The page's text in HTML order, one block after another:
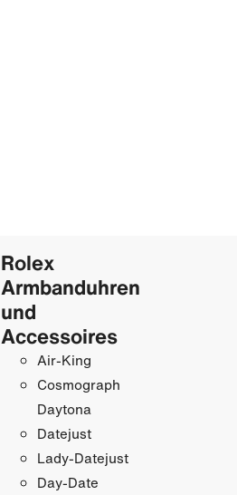
Rolex
Armbanduhren
und
Accessoires
Air-King
Cosmograph
Daytona
Datejust
Lady-Datejust
Day-Date